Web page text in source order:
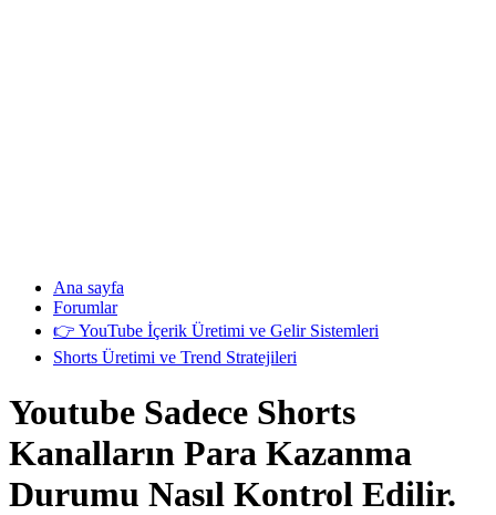
Ana sayfa
Forumlar
👉 YouTube İçerik Üretimi ve Gelir Sistemleri
Shorts Üretimi ve Trend Stratejileri
Youtube Sadece Shorts
Kanalların Para Kazanma
Durumu Nasıl Kontrol Edilir.